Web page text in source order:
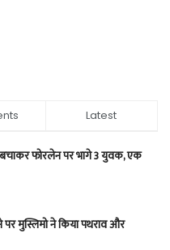
Latest
फोरलेन पर भागे 3 युवक, एक
मुस्लिमो ने किया पथराव और